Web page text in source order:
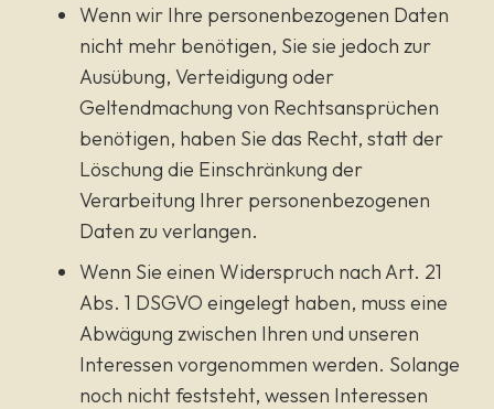
Wenn wir Ihre personenbezogenen Daten
nicht mehr benötigen, Sie sie jedoch zur
Ausübung, Verteidigung oder
Geltendmachung von Rechtsansprüchen
benötigen, haben Sie das Recht, statt der
Löschung die Einschränkung der
Verarbeitung Ihrer personenbezogenen
Daten zu verlangen.
Wenn Sie einen Widerspruch nach Art. 21
Abs. 1 DSGVO eingelegt haben, muss eine
Abwägung zwischen Ihren und unseren
Interessen vorgenommen werden. Solange
noch nicht feststeht, wessen Interessen